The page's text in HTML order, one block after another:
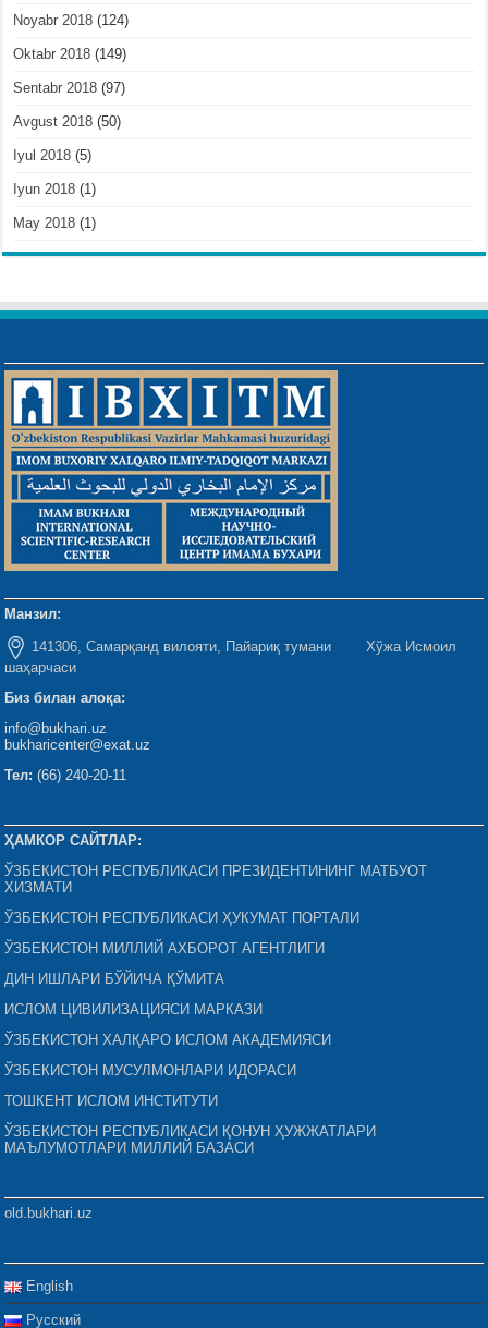
Noyabr 2018 (124)
Oktabr 2018 (149)
Sentabr 2018 (97)
Avgust 2018 (50)
Iyul 2018 (5)
Iyun 2018 (1)
May 2018 (1)
Манзил:
141306, Самарқанд вилояти, Пайариқ тумани Хўжа Исмоил
шаҳарчаси
Биз билан алоқа:
info@bukhari.uz
bukharicenter@exat.uz
Тел: (66) 240-20-11
ҲАМКОР САЙТЛАР:
ЎЗБЕКИСТОН РЕСПУБЛИКАСИ ПРЕЗИДЕНТИНИНГ МАТБУОТ
ХИЗМАТИ
ЎЗБЕКИСТОН РЕСПУБЛИКАСИ ҲУКУМАТ ПОРТАЛИ
ЎЗБЕКИСТОН МИЛЛИЙ АХБОРОТ АГЕНТЛИГИ
ДИН ИШЛАРИ БЎЙИЧА ҚЎМИТА
ИСЛОМ ЦИВИЛИЗАЦИЯСИ МАРКАЗИ
ЎЗБЕКИСТОН ХАЛҚАРО ИСЛОМ АКАДЕМИЯСИ
ЎЗБЕКИСТОН МУСУЛМОНЛАРИ ИДОРАСИ
ТОШКЕНТ ИСЛОМ ИНСТИТУТИ
ЎЗБЕКИСТОН РЕСПУБЛИКАСИ ҚОНУН ҲУЖЖАТЛАРИ
МАЪЛУМОТЛАРИ МИЛЛИЙ БАЗАСИ
old.bukhari.uz
English
Русский